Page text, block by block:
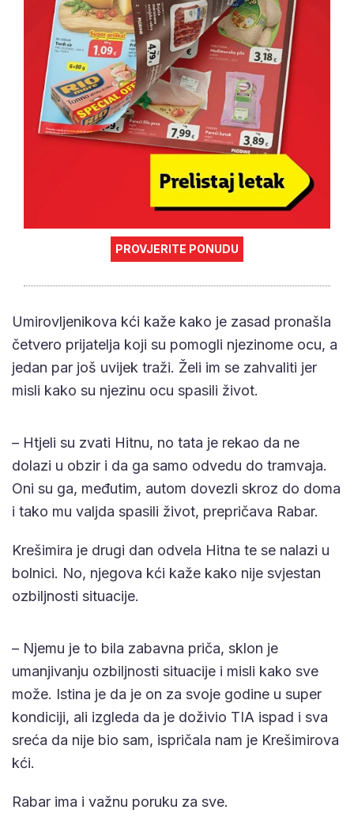
PROVJERITE PONUDU
Umirovljenikova kći kaže kako je zasad pronašla
četvero prijatelja koji su pomogli njezinome ocu, a
jedan par još uvijek traži. Želi im se zahvaliti jer
misli kako su njezinu ocu spasili život.
– Htjeli su zvati Hitnu, no tata je rekao da ne
dolazi u obzir i da ga samo odvedu do tramvaja.
Oni su ga, međutim, autom dovezli skroz do doma
i tako mu valjda spasili život, prepričava Rabar.
Krešimira je drugi dan odvela Hitna te se nalazi u
bolnici. No, njegova kći kaže kako nije svjestan
ozbiljnosti situacije.
– Njemu je to bila zabavna priča, sklon je
umanjivanju ozbiljnosti situacije i misli kako sve
može. Istina je da je on za svoje godine u super
kondiciji, ali izgleda da je doživio TIA ispad i sva
sreća da nije bio sam, ispričala nam je Krešimirova
kći.
Rabar ima i važnu poruku za sve.